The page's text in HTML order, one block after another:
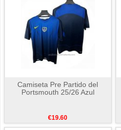
Camiseta Pre Partido del
Portsmouth 25/26 Azul
€19.60